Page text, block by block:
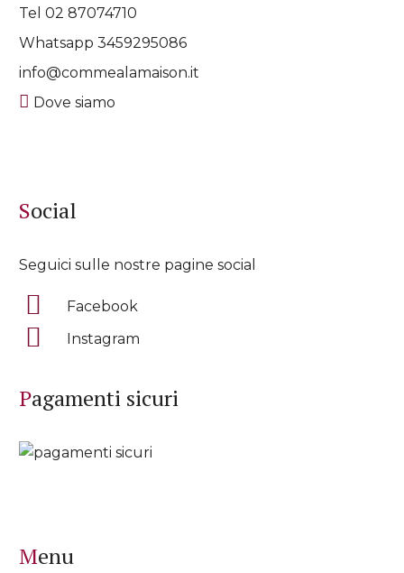
Tel 02 87074710
Whatsapp3459295086
info@commealamaison.it
Dove siamo
Social
Seguici sulle nostre pagine social
Facebook
Instagram
Pagamenti sicuri
Menu